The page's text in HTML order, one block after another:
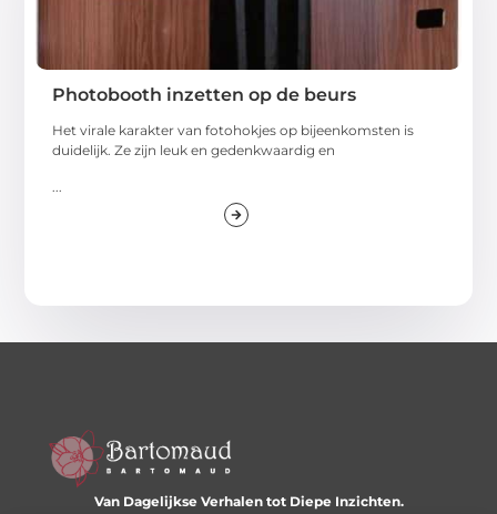
Photobooth inzetten op de beurs
Het virale karakter van fotohokjes op bijeenkomsten is
duidelijk. Ze zijn leuk en gedenkwaardig en
Van Dagelijkse Verhalen tot Diepe Inzichten.